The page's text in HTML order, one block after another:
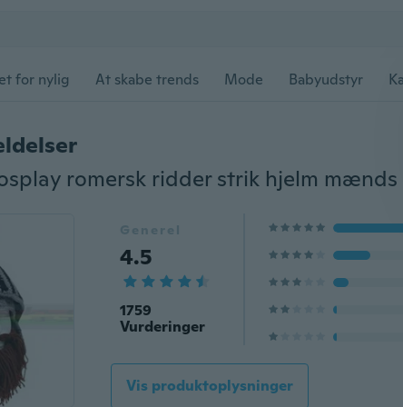
for nylig At skabe trends Mode Babyudstyr
Generel
4.5
1759
Vurderinger
Vis produktoplysninger